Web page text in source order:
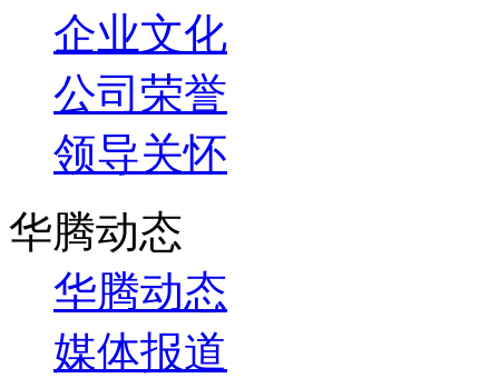
企业文化
公司荣誉
领导关怀
华腾动态
华腾动态
媒体报道